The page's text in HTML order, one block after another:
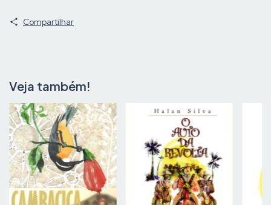
Compartilhar
Veja também!